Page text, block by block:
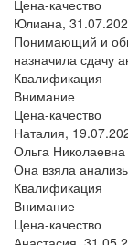
Цена-качество
Юлиана,
Понимающий и
назначила сдачу
Квалификация
Внимание
Цена-качество
Наталия,
Ольга
Она взяла
Квалификация
Внимание
Цена-качество